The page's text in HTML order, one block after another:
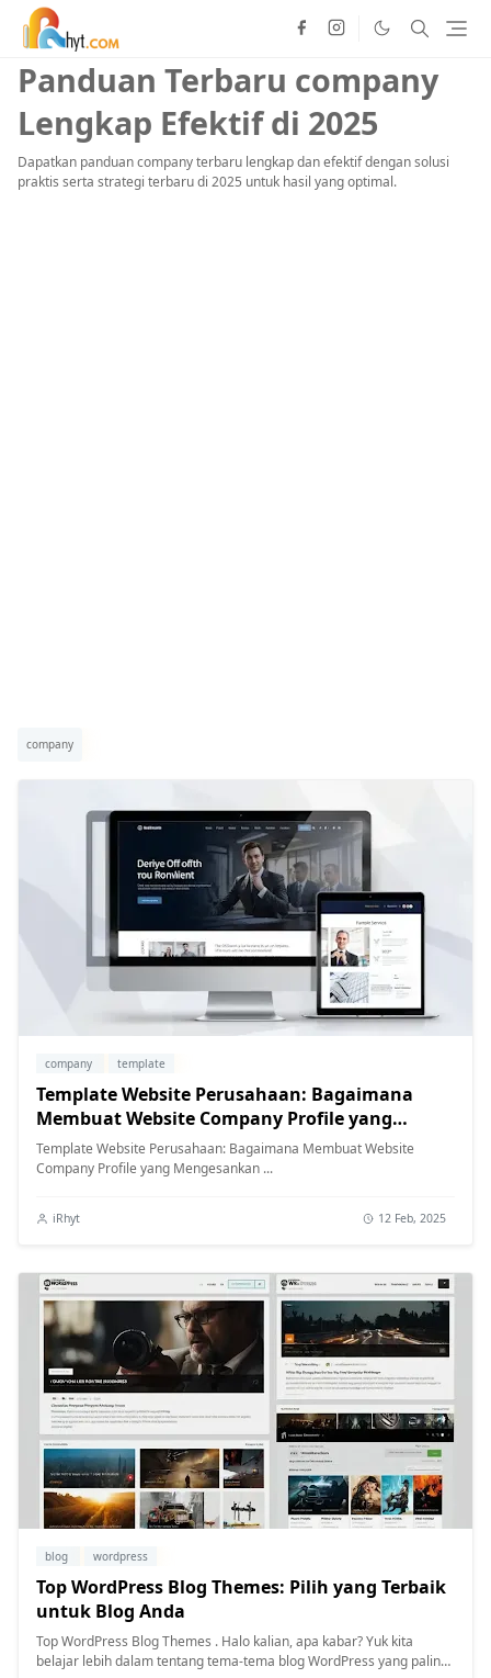
Panduan Terbaru company
Lengkap Efektif di 2025
Dapatkan panduan company terbaru lengkap dan efektif dengan solusi
praktis serta strategi terbaru di 2025 untuk hasil yang optimal.
company
company template
Template Website Perusahaan: Bagaimana
Membuat Website Company Profile yang
Mengesankan
Template Website Perusahaan: Bagaimana Membuat Website
Company Profile yang Mengesankan ...
iRhyt 12 Feb, 2025
blog wordpress
Top WordPress Blog Themes: Pilih yang Terbaik
untuk Blog Anda
Top WordPress Blog Themes . Halo kalian, apa kabar? Yuk kita
belajar lebih dalam tentang tema-tema blog WordPress yang paling